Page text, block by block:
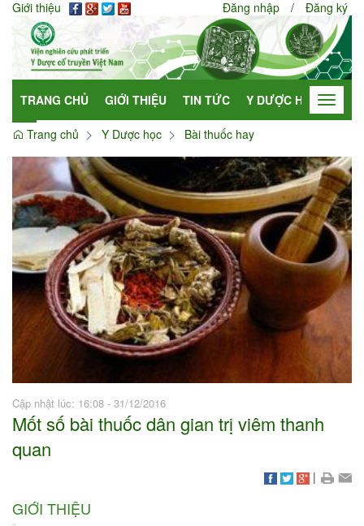
Giới thiệu Đăng nhập / Đăng ký
TRANG CHỦ GIỚI THIỆU TIN TỨC Y DƯỢC HỌC Toggle
Trang chủ
Y Dược học Bài thuốc hay
Cập nhật lúc: 16:08 - 31/12/2016
Mốt số bài thuốc dân gian trị viêm thanh
quan
|
GIỚI THIỆU